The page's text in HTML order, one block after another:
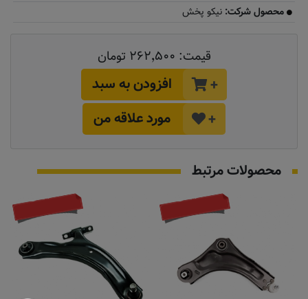
محصول شرکت: نیکو پخش
قیمت: ۲۶۲٬۵۰۰ تومان
+
افزودن به سبد
+
مورد علاقه من
محصولات مرتبط
به زودی به زودی